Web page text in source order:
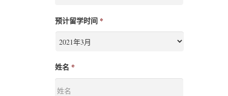
预计留学时间 *
姓名 *